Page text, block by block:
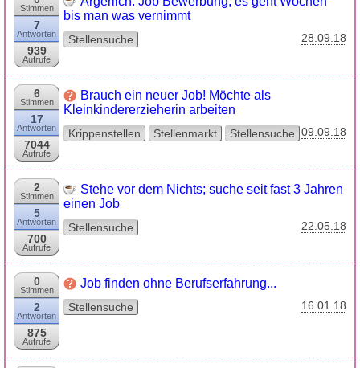
Stimmen
7
Antworten
939
Aufrufe
bis man was vernimmt
Stellensuche 28.09.18
6
Stimmen
17
Antworten
7044
Aufrufe
Brauch ein neuer Job! Möchte als
Kleinkindererzieherin arbeiten
Krippenstellen Stellenmarkt Stellensuche 09.09.18
2
Stimmen
5
Antworten
700
Aufrufe
Stehe vor dem Nichts; suche seit fast 3 Jahren
einen Job
Stellensuche 22.05.18
0
Stimmen
2
Antworten
875
Aufrufe
Job finden ohne Berufserfahrung...
Stellensuche 16.01.18